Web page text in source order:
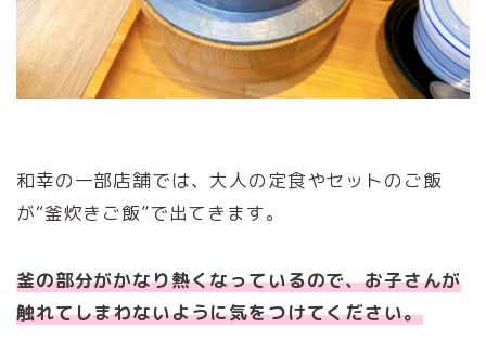
和幸の一部店舗では、大人の定食やセットのご飯
が“釜炊きご飯”で出てきます。
釜の部分がかなり熱くなっているので、お子さんが
触れてしまわないように気をつけてください。